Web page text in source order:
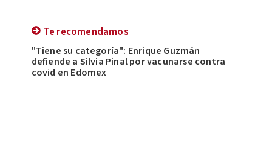
Te recomendamos
"Tiene su categoría": Enrique Guzmán
defiende a Silvia Pinal por vacunarse contra
covid en Edomex